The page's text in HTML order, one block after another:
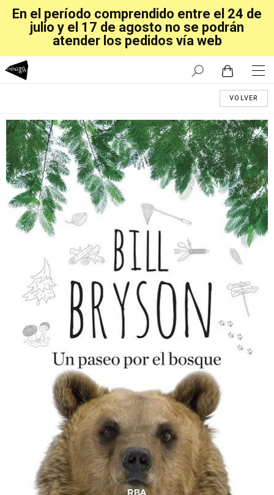
En el período comprendido entre el 24 de
julio y el 17 de agosto no se podrán
atender los pedidos vía web
VOLVER